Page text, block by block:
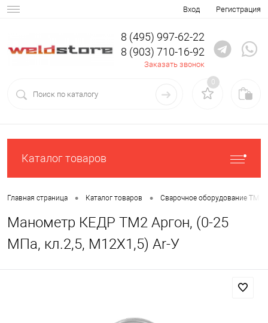
Вход Регистрация
8 (495) 997-62-22
8 (903) 710-16-92
Заказать звонок
0
Каталог товаров
Главная страница • Каталог товаров • Сварочное оборудование ТМ
Манометр КЕДР ТМ2 Аргон, (0-25
МПа, кл.2,5, М12Х1,5) Ar-У